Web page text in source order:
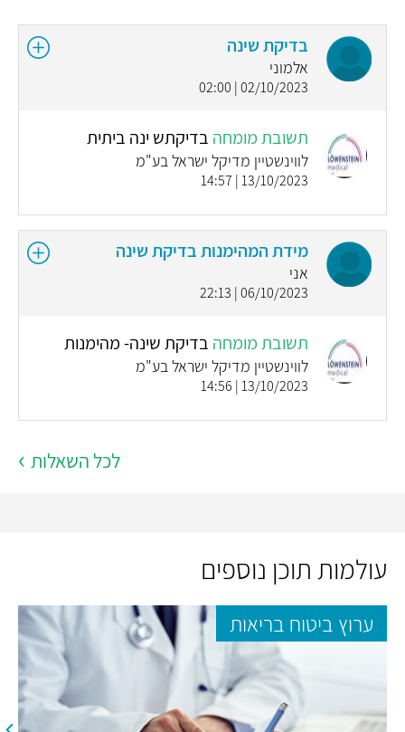
בדיקת שינה
אלמוני
02/10/2023 | 02:00
תשובת מומחה בדיקתש ינה ביתית
לווינשטיין מדיקל ישראל בע"מ
13/10/2023 | 14:57
מידת המהימנות בדיקת שינה
אני
06/10/2023 | 22:13
תשובת מומחה בדיקת שינה- מהימנות
לווינשטיין מדיקל ישראל בע"מ
13/10/2023 | 14:56
לכל השאלות
עולמות תוכן נוספים
ערוץ ביטוח בריאות